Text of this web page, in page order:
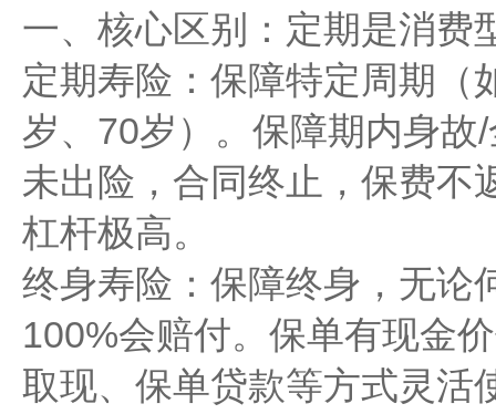
一、核心区别：定期是消费
定期寿险：保障特定周期（
岁、70岁）。保障期内身
未出险，合同终止，保费不
杠杆极高。
终身寿险：保障终身，无论
100%会赔付。保单有现金
取现、保单贷款等方式灵活